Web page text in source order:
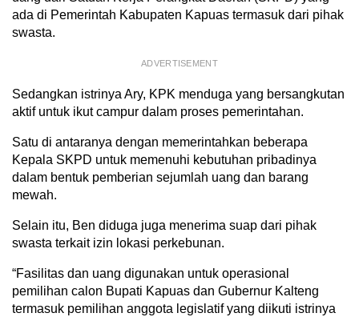
ada di Pemerintah Kabupaten Kapuas termasuk dari pihak
swasta.
ADVERTISEMENT
Sedangkan istrinya Ary, KPK menduga yang bersangkutan
aktif untuk ikut campur dalam proses pemerintahan.
Satu di antaranya dengan memerintahkan beberapa
Kepala SKPD untuk memenuhi kebutuhan pribadinya
dalam bentuk pemberian sejumlah uang dan barang
mewah.
Selain itu, Ben diduga juga menerima suap dari pihak
swasta terkait izin lokasi perkebunan.
“Fasilitas dan uang digunakan untuk operasional
pemilihan calon Bupati Kapuas dan Gubernur Kalteng
termasuk pemilihan anggota legislatif yang diikuti istrinya